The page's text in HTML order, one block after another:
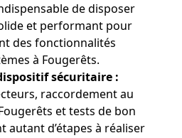
de disposer
et performant pour
des fonctionnalités
à Fougerêts.
sécuritaire :
raccordement au
et tests de bon
d’étapes à réaliser